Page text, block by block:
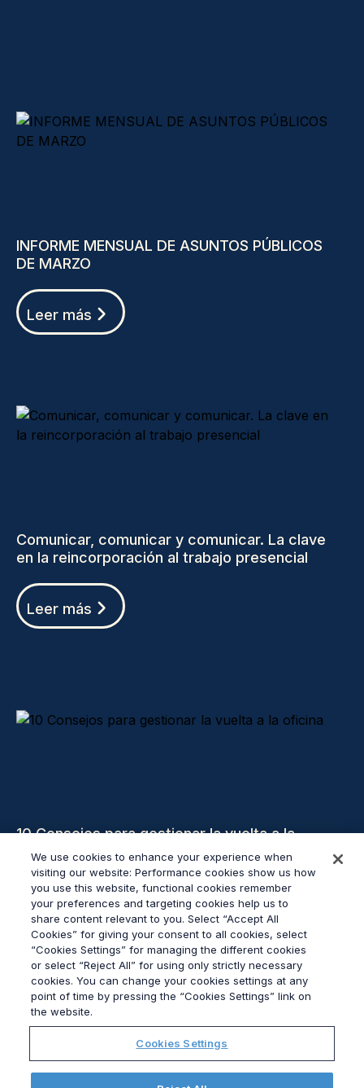
INFORME MENSUAL DE ASUNTOS PÚBLICOS
DE MARZO
Leer más
Comunicar, comunicar y comunicar. La clave
en la reincorporación al trabajo presencial
Leer más
10 Consejos para gestionar la vuelta a la
oficina
Leer más
© 2026Grayling
Ley contra la esclavitud moderna
política de privacidad
Ley contra la esclavitud moderna
Ética
We use cookies to enhance your experience when
visiting our website: Performance cookies show us how
you use this website, functional cookies remember
your preferences and targeting cookies help us to
share content relevant to you. Select “Accept All
Cookies” for giving your consent to all cookies, select
“Cookies Settings” for managing the different cookies
or select “Reject All” for using only strictly necessary
cookies. You can change your cookies settings at any
point of time by pressing the “Cookies Settings” link on
the website.
Cookies Settings